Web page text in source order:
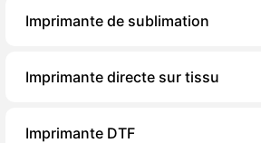
Imprimante de sublimation
Imprimante directe sur tissu
Imprimante DTF